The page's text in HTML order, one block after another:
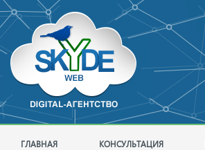
ГЛАВНАЯ КОНСУЛЬТАЦИЯ